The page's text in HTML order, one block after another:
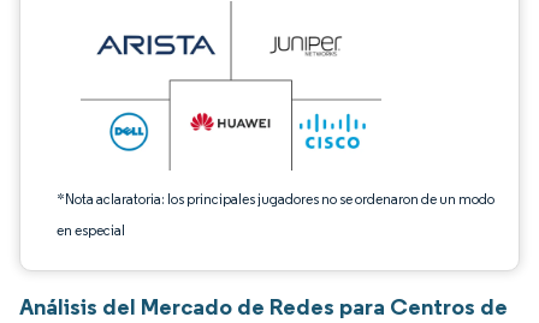
*Nota aclaratoria: los principales jugadores no se ordenaron de un modo
en especial
Análisis del Mercado de Redes para Centros de